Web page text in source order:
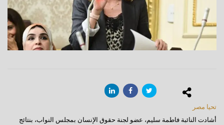
تحيا مصر
أشادت النائبة فاطمة سليم، عضو لجنة حقوق الإنسان بمجلس النواب، بنتائج